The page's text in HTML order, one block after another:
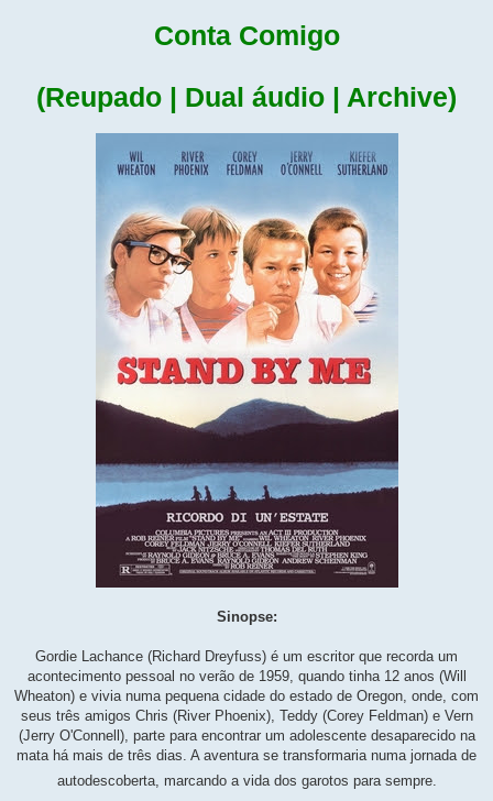
Conta Comigo
(Reupado | Dual áudio | Archive)
Sinopse:
Gordie Lachance (Richard Dreyfuss) é um escritor que recorda um
acontecimento pessoal no verão de 1959, quando tinha 12 anos (Will
Wheaton) e vivia numa pequena cidade do estado de Oregon, onde, com
seus três amigos Chris (River Phoenix), Teddy (Corey Feldman) e Vern
(Jerry O'Connell), parte para encontrar um adolescente desaparecido na
mata há mais de três dias. A aventura se transformaria numa jornada de
autodescoberta, marcando a vida dos garotos para sempre.